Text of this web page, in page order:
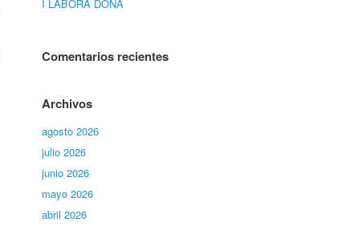
I LABORA DONA
Comentarios recientes
Archivos
agosto 2026
julio 2026
junio 2026
mayo 2026
abril 2026